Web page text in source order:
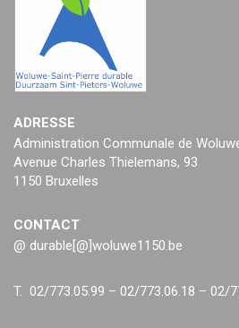
ADRESSE
Administration Communale de
Avenue Charles Thielemans, 93
1150 Bruxelles
CONTACT
@ durable[@]woluwe1150.be
T. 02/773.05.99 – 02/773.06.18 – 02/